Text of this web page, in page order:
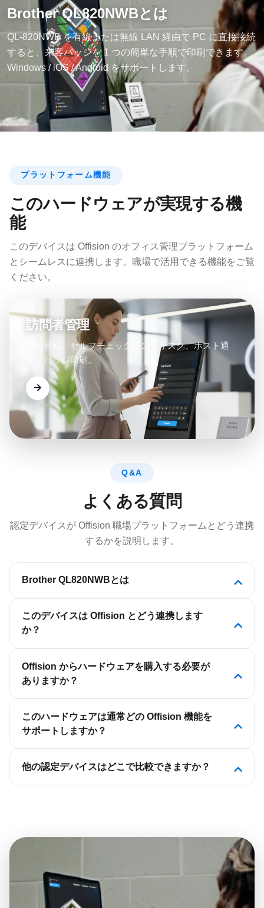
Brother QL820NWBとは
QL-820NWB を有線または無線 LAN 経由で PC に直接接続
すると、来客バッジを 1 つの簡単な手順で印刷できます。
Windows / iOS / Android をサポートします。
プラットフォーム機能
このハードウェアが実現する機
能
このデバイスは Offision のオフィス管理プラットフォーム
とシームレスに連携します。職場で活用できる機能をご覧
ください。
訪問者管理
事前登録、セルフチェックインキオスク、ホスト通
知、バッジ印刷。
Q&A
よくある質問
認定デバイスが Offision 職場プラットフォームとどう連携
するかを説明します。
Brother QL820NWBとは
接接続すると、来客バッジを 1 つの簡単な手順で印
刷できます。Windows / iOS / Android をサポートし
このデバイスは Offision とどう連携します
か？
ムです。この認定デバイスは Offision に接続され、
会議室・デスク・来客・サイネージの体験をカレン
ールアプリではありません。
Offision からハードウェアを購入する必要が
ありますか？
ません。Crestron、Qbic、Neat、IAdea などのパー
トナー製品を導入し、Offision テナントに接続でき
このハードウェアは通常どの Offision 機能を
サポートしますか？
予約、デスク表示はホットデスク、キオスクは来客
他の認定デバイスはどこで比較できますか？